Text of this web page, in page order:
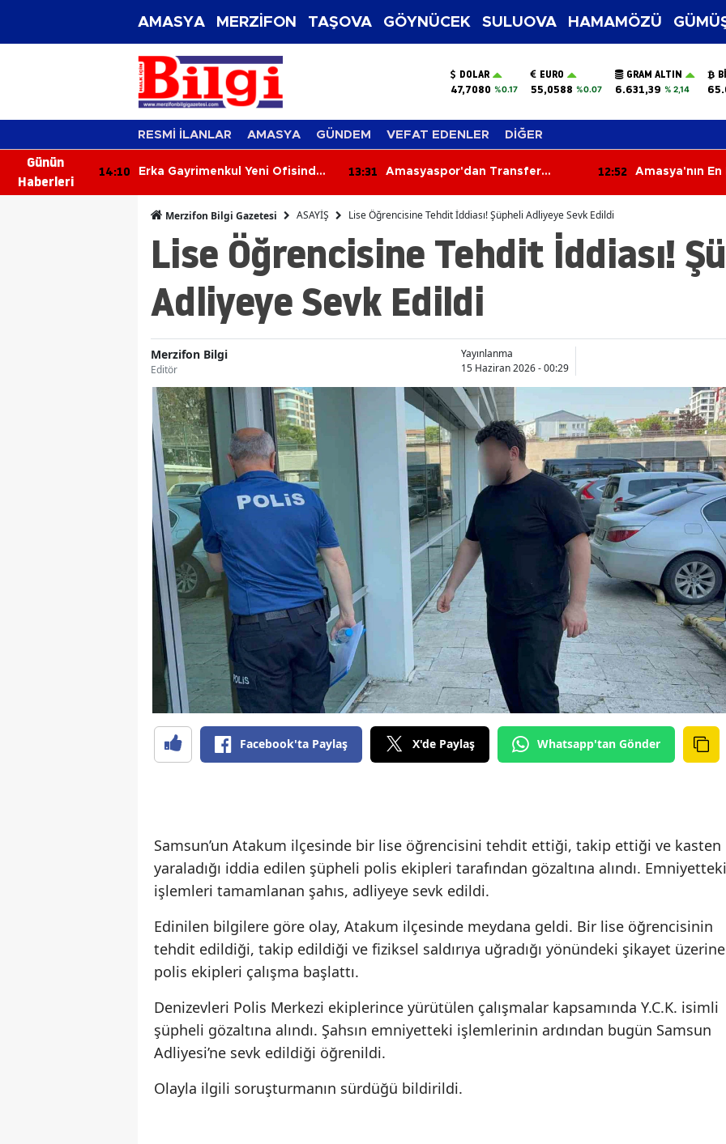
AMASYA MERZİFON TAŞOVA GÖYNÜCEK SULUOVA HAMAMÖZÜ
DOLAR
47,7080 %0.17
EURO
55,0588 %0.07
GRAM ALTIN
6.631,39 % 2,14
RESMİ İLANLAR AMASYA GÜNDEM VEFAT EDENLER DİĞER
Günün
Haberleri
14:10
Erka Gayrimenkul Yeni Ofisinde
13:31
Amasyaspor'dan Transfer
12:52
Amasya'nın En
Merzifon Bilgi Gazetesi ASAYİŞ Lise Öğrencisine Tehdit İddiası! Şüpheli Adliyeye Sevk Edildi
Lise Öğrencisine Tehdit İddiası!
Adliyeye Sevk Edildi
Merzifon Bilgi
Editör
Yayınlanma
15 Haziran 2026 - 00:29
Facebook'ta Paylaş X'de Paylaş Whatsapp'tan Gönder
Samsun’un Atakum ilçesinde bir lise öğrencisini tehdit ettiği, takip ettiği ve kasten
yaraladığı iddia edilen şüpheli polis ekipleri tarafından gözaltına alındı. Emniyetteki
işlemleri tamamlanan şahıs, adliyeye sevk edildi.
Edinilen bilgilere göre olay, Atakum ilçesinde meydana geldi. Bir lise öğrencisinin
tehdit edildiği, takip edildiği ve fiziksel saldırıya uğradığı yönündeki şikayet üzerine
polis ekipleri çalışma başlattı.
Denizevleri Polis Merkezi ekiplerince yürütülen çalışmalar kapsamında Y.C.K. isimli
şüpheli gözaltına alındı. Şahsın emniyetteki işlemlerinin ardından bugün Samsun
Adliyesi’ne sevk edildiği öğrenildi.
Olayla ilgili soruşturmanın sürdüğü bildirildi.